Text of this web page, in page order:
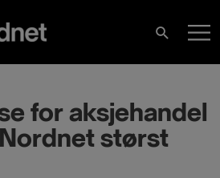
Sök
for aksjehandel
størst